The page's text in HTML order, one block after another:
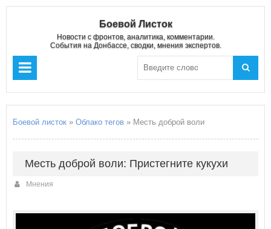
Боевой Листок
Новости с фронтов, аналитика, комментарии.
События на Донбассе, сводки, мнения экспертов.
Боевой листок » Облако тегов » Месть доброй воли
Месть доброй воли: Пристегните кукухи
Мнения